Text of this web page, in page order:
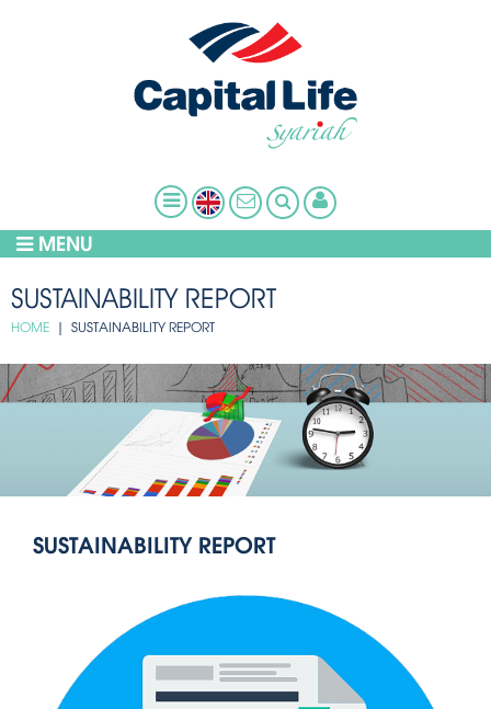
MENU
SUSTAINABILITY REPORT
HOME | SUSTAINABILITY REPORT
SUSTAINABILITY REPORT